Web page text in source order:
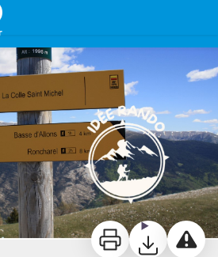
996 m) depuis la Colle Saint Michel
- Mairie d'Allons
ImprimerTéléchargerSignaler